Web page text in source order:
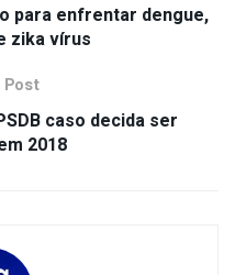
para enfrentar dengue,
zika vírus
Post
caso decida ser
2018